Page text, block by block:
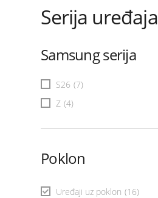
Serija uređaja
Samsung serija
S26 (7)
Z (4)
Poklon
Uređaji uz poklon (16)